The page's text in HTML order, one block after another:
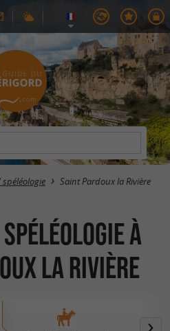
Saint Pardoux la Rivière
à
la Rivière